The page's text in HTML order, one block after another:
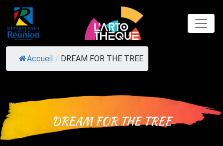
Skip
content
Accueil / DREAM FOR THE TREE
DREAM FOR THE TREE